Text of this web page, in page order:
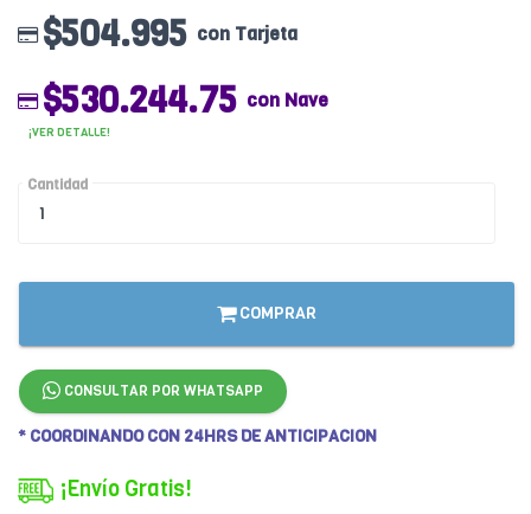
$504.995 con Tarjeta
$530.244.75 con Nave
¡VER DETALLE!
Cantidad
COMPRAR
CONSULTAR POR WHATSAPP
* COORDINANDO CON 24HRS DE ANTICIPACION
¡Envío Gratis!